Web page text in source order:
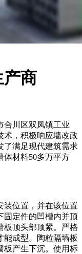
产商
合川区双凤镇工业
术，积极响应墙改政
了满足现代建筑需求
体材料50多万平方
装位置，并在该位置
固定件的凹槽内并顶
板顶头部顶紧。严格
能成型。陶粒隔墙板
板产生下沉。使用标